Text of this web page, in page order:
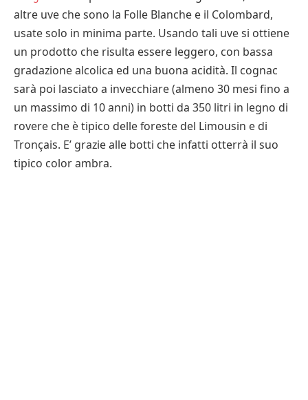
altre uve che sono la Folle Blanche e il Colombard,
usate solo in minima parte. Usando tali uve si ottiene
un prodotto che risulta essere leggero, con bassa
gradazione alcolica ed una buona acidità. Il cognac
sarà poi lasciato a invecchiare (almeno 30 mesi fino a
un massimo di 10 anni) in botti da 350 litri in legno di
rovere che è tipico delle foreste del Limousin e di
Tronçais. E’ grazie alle botti che infatti otterrà il suo
tipico color ambra.